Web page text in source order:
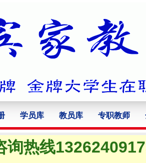
学员库 教员库 专职教师
询热线